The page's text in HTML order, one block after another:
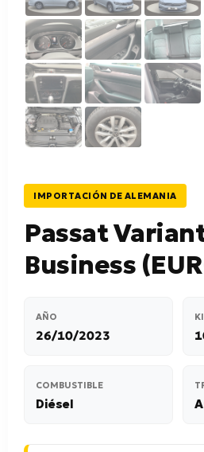
IMPORTACIÓN DE ALEMANIA
Passat
Business
AÑO
26/10/2023
COMBUSTIBLE
Diésel